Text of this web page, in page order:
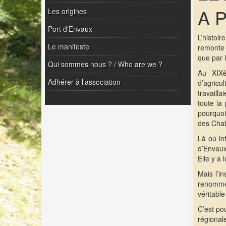
Les origines
Port d'Envaux
Le manifeste
Qui sommes nous ? / Who are we ?
Adhérer à l'association
A
que par
Au
toute la
des
Là où
Elle y a
Mais
C’est